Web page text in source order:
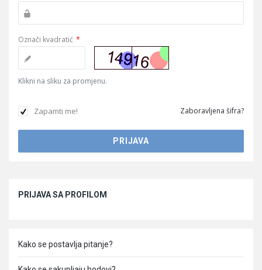
Označi kvadratić *
Klikni na sliku za promjenu.
Zapamti me! Zaboravljena šifra?
PRIJAVA SA PROFILOM
Kako se postavlja pitanje?